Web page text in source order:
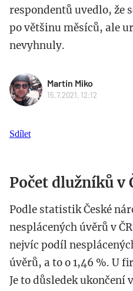
respondentů uvedlo, že
po většinu měsíců, ale
nevyhnuly.
Martin Miko
15.7.2021, 12:12
Sdílet
Počet dlužníků v
Podle statistik České
nesplácených úvěrů v
nejvíc podíl
úvěrů, a to o 1,46 %. U
Je to důsledek